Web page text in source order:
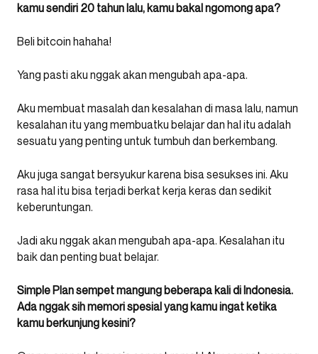
kamu sendiri 20 tahun lalu, kamu bakal ngomong apa?
Beli bitcoin hahaha!
Yang pasti aku nggak akan mengubah apa-apa.
Aku membuat masalah dan kesalahan di masa lalu, namun
kesalahan itu yang membuatku belajar dan hal itu adalah
sesuatu yang penting untuk tumbuh dan berkembang.
Aku juga sangat bersyukur karena bisa sesukses ini. Aku
rasa hal itu bisa terjadi berkat kerja keras dan sedikit
keberuntungan.
Jadi aku nggak akan mengubah apa-apa. Kesalahan itu
baik dan penting buat belajar.
Simple Plan sempet mangung beberapa kali di Indonesia.
Ada nggak sih memori spesial yang kamu ingat ketika
kamu berkunjung kesini?